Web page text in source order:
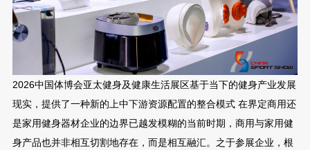
2026中国体博会亚太健身及健康生活展区基于当下的健身产业发展
现实，提供了一种新的上中下游资源配置的整合模式 在界定商用还
是家用健身器材企业的边界已越发模糊的当前时期，商用与家用健
身产品也并非相互切割地存在，而是相互融汇。之于参展企业，根